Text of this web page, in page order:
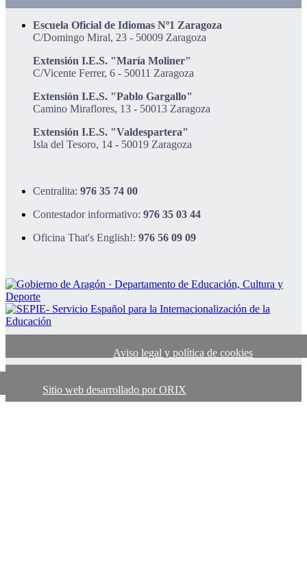
Escuela Oficial de Idiomas Nº1 Zaragoza
C/Domingo Miral, 23 - 50009 Zaragoza
Extensión I.E.S. "María Moliner"
C/Vicente Ferrer, 6 - 50011 Zaragoza
Extensión I.E.S. "Pablo Gargallo"
Camino Miraflores, 13 - 50013 Zaragoza
Extensión I.E.S. "Valdespartera"
Isla del Tesoro, 14 - 50019 Zaragoza
Centralita: 976 35 74 00
Contestador informativo: 976 35 03 44
Oficina That's English!: 976 56 09 09
Aviso legal y política de cookies
Sitio web desarrollado por ORIX